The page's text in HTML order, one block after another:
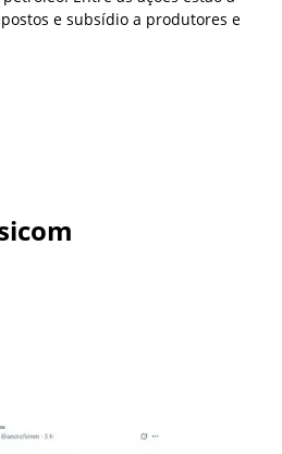
e subsídio a produtores e